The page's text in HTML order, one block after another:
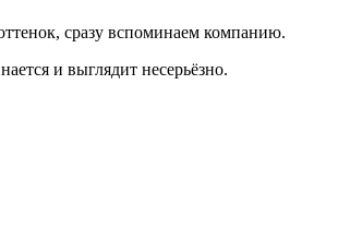
сразу вспоминаем компанию.
и выглядит несерьёзно.